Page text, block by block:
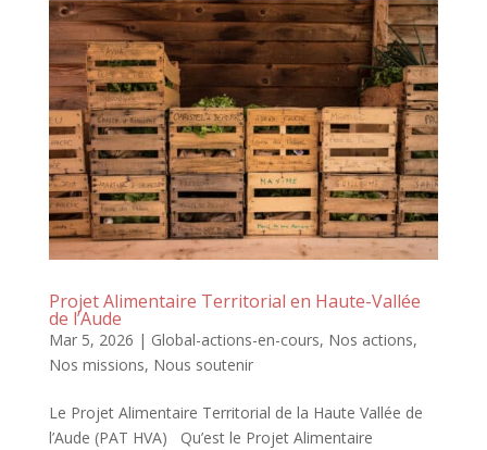
Projet Alimentaire Territorial en Haute-Vallée
de l’Aude
Mar 5, 2026 | Global-actions-en-cours, Nos actions,
Nos missions, Nous soutenir
Le Projet Alimentaire Territorial de la Haute Vallée de
l’Aude (PAT HVA) Qu’est le Projet Alimentaire